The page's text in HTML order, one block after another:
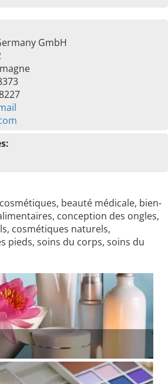
GmbH
beauté médicale, bien-
conception des ongles,
cosmétiques naturels,
pieds, soins du corps, soins du